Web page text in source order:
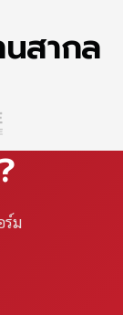
สากล
ร์ม